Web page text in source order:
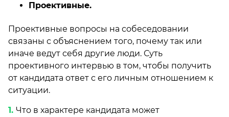
Проективные.
Проективные вопросы на собеседовании
связаны с объяснением того, почему так или
иначе ведут себя другие люди. Суть
проективного интервью в том, чтобы получить
от кандидата ответ с его личным отношением к
ситуации.
Что в характере кандидата может